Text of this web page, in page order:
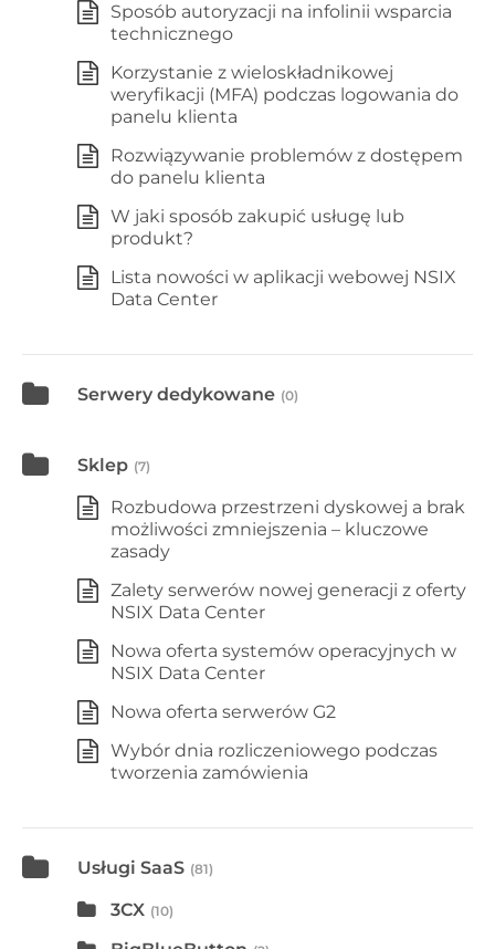
Sposób autoryzacji na infolinii wsparcia
technicznego
Korzystanie z wieloskładnikowej
weryfikacji (MFA) podczas logowania do
panelu klienta
Rozwiązywanie problemów z dostępem
do panelu klienta
W jaki sposób zakupić usługę lub
produkt?
Lista nowości w aplikacji webowej NSIX
Data Center
Serwery dedykowane (0)
Sklep (7)
Rozbudowa przestrzeni dyskowej a brak
możliwości zmniejszenia – kluczowe
zasady
Zalety serwerów nowej generacji z oferty
NSIX Data Center
Nowa oferta systemów operacyjnych w
NSIX Data Center
Nowa oferta serwerów G2
Wybór dnia rozliczeniowego podczas
tworzenia zamówienia
Usługi SaaS (81)
3CX (10)